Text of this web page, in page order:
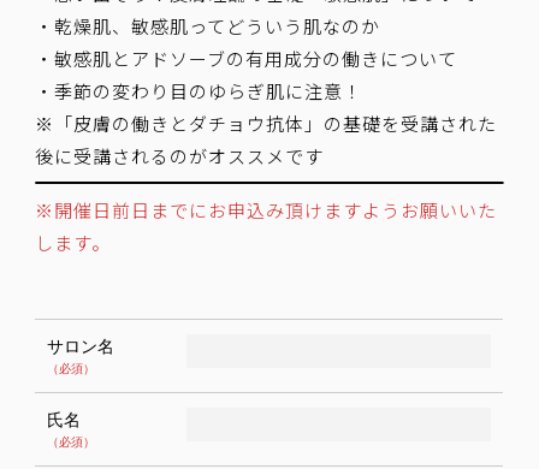
・乾燥肌、敏感肌ってどういう肌なのか
・敏感肌とアドソーブの有用成分の働きについて
・季節の変わり目のゆらぎ肌に注意！
※「皮膚の働きとダチョウ抗体」の基礎を受講された
後に受講されるのがオススメです
※開催日前日までにお申込み頂けますようお願いいた
します。
サロン名
（必須）
氏名
（必須）